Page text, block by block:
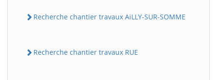
Recherche chantier travaux AiLLY-SUR-SOMME
Recherche chantier travaux RUE